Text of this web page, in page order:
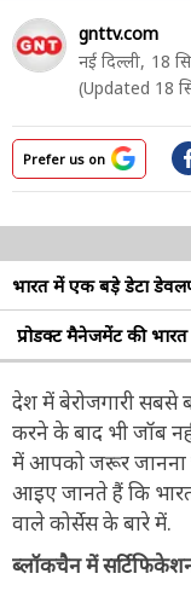
gnttv.com
नई दिल्ली, 18
(Updated 18
Prefer us on
भारत में एक बड़े डेटा
प्रोडक्ट मैनेजमेंट की
देश में बेरोजगारी सबसे
करने के बाद भी जॉब
में आपको जरूर जानना
आइए जानते हैं कि भारत
वाले कोर्सेस के बारे में.
ब्लॉकचैन में